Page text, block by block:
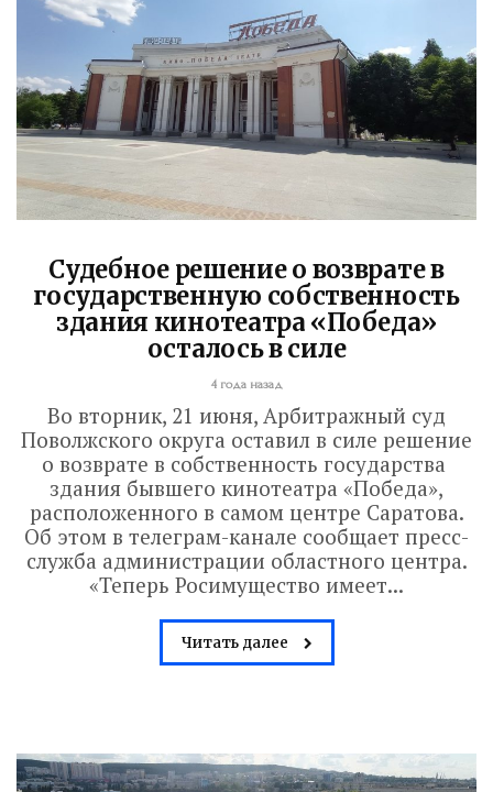
Судебное решение о возврате в
государственную собственность
здания кинотеатра «Победа»
осталось в силе
4 года назад
Во вторник, 21 июня, Арбитражный суд
Поволжского округа оставил в силе решение
о возврате в собственность государства
здания бывшего кинотеатра «Победа»,
расположенного в самом центре Саратова.
Об этом в телеграм-канале сообщает пресс-
служба администрации областного центра.
«Теперь Росимущество имеет...
Читать далее